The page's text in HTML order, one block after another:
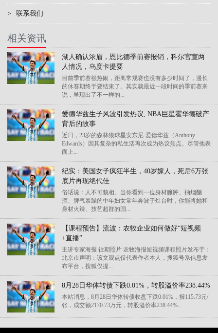
> 联系我们
相关资讯
湖人确认浓眉，恩比德季前赛报销，科尔官宣两
人情况，乌度卡提要
目前季前赛很热闹，距离常规赛也没有多少时间了，漫长
的休赛期终于要结束了。其实就最近一段时间的季前赛来
说，呈现出了不一样的...
爱德华兹生子风波引发热议, NBA巨星霍华德破产
背后的故事
近日，23岁的森林狼球星安东尼·爱德华兹（Anthony
Edwards）因其复杂的私生活再次成为热议焦点。尽管他表
面上...
纪实：美国女子疯狂半生，40岁嫁人，死后6万张
底片再现绝代佳
俗话说：人不可貌相。当你看到一位身材臃肿、抽烟酗
酒、脾气暴躁的中年妇女常年奔波于灶台时，你能将她和
身材火辣、技艺超群的国...
【课程预告】流波：农牧企业如何做好“短视频
+直播”
主讲专家海报 往期照片 农牧海报短视频课程照片发布于：
北京市声明：该文观点仅代表作者本人，搜狐号系信息发
布平台，搜狐仅提...
8月28日华体转债下跌0.01%，转股溢价率238.44%
本站消息，8月28日华体转债收盘下跌0.01%，报115.73元/
张，成交额2170.73万元，转股溢价率238.44%...